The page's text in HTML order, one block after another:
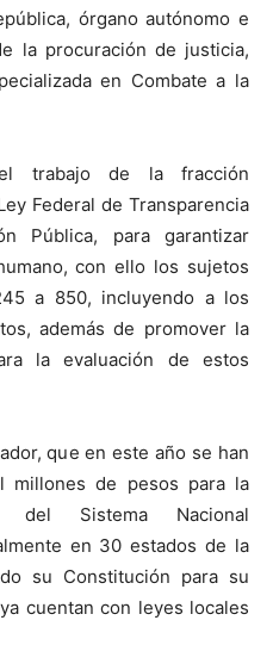
órgano autónomo e
la procuración de justicia,
en Combate a la
trabajo de la fracción
Federal de Transparencia
Pública, para garantizar
con ello los sujetos
a 850, incluyendo a los
además de promover la
la evaluación de estos
que en este año se han
millones de pesos para la
del Sistema Nacional
en 30 estados de la
su Constitución para su
cuentan con leyes locales